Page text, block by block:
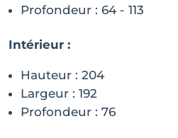
Profondeur : 64 - 113
Intérieur :
Hauteur : 204
Largeur : 192
Profondeur : 76